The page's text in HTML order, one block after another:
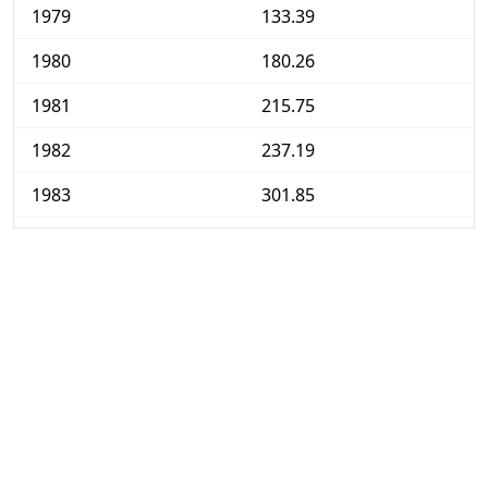
1979
133.39
1980
180.26
1981
215.75
1982
237.19
1983
301.85